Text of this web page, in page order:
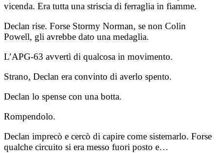
vicenda. Era tutta una striscia di ferraglia in fiamme.
Declan rise. Forse Stormy Norman, se non Colin
Powell, gli avrebbe dato una medaglia.
L’APG-63 avvertì di qualcosa in movimento.
Strano, Declan era convinto di averlo spento.
Declan lo spense con una botta.
Rompendolo.
Declan imprecò e cercò di capire come sistemarlo. Forse
qualche circuito si era messo fuori posto e…